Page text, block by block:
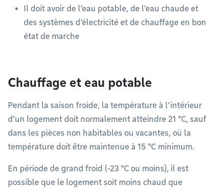
Il doit avoir de l’eau potable, de l’eau chaude et
des systèmes d’électricité et de chauffage en bon
état de marche
Chauffage et eau potable
Pendant la saison froide, la température à l’intérieur
d’un logement doit normalement atteindre 21 °C, sauf
dans les pièces non habitables ou vacantes, où la
température doit être maintenue à 15 °C minimum.
En période de grand froid (-23 °C ou moins), il est
possible que le logement soit moins chaud que